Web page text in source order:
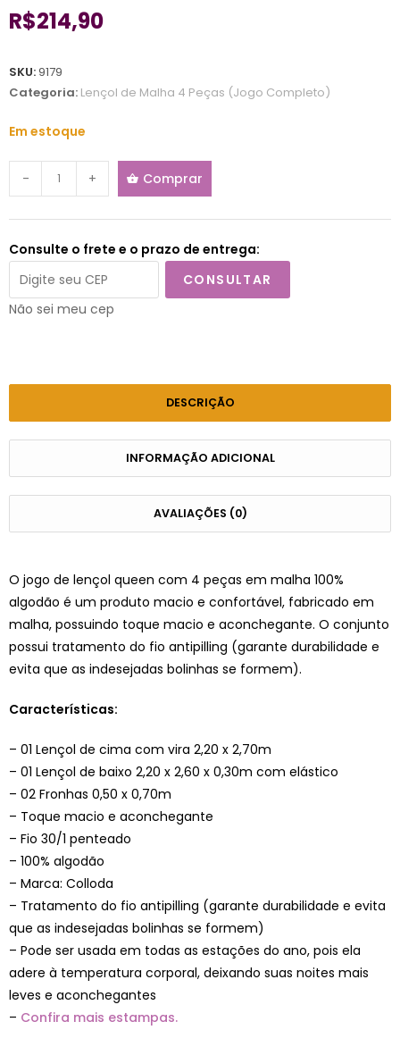
R$214,90
SKU:9179
Categoria: Lençol de Malha 4 Peças (Jogo Completo)
Em estoque
- + Comprar
Consulte o frete e o prazo de entrega:
CONSULTAR
Não sei meu cep
DESCRIÇÃO
INFORMAÇÃO ADICIONAL
AVALIAÇÕES (0)
O jogo de lençol queen com 4 peças em malha 100%
algodão é um produto macio e confortável, fabricado em
malha, possuindo toque macio e aconchegante. O conjunto
possui tratamento do fio antipilling (garante durabilidade e
evita que as indesejadas bolinhas se formem).
Características:
– 01 Lençol de cima com vira 2,20 x 2,70m
– 01 Lençol de baixo 2,20 x 2,60 x 0,30m com elástico
– 02 Fronhas 0,50 x 0,70m
– Toque macio e aconchegante
– Fio 30/1 penteado
– 100% algodão
– Marca: Colloda
– Tratamento do fio antipilling (garante durabilidade e evita
que as indesejadas bolinhas se formem)
– Pode ser usada em todas as estações do ano, pois ela
adere à temperatura corporal, deixando suas noites mais
leves e aconchegantes
– Confira mais estampas.